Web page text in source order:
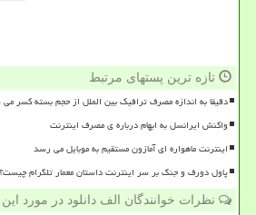
تازه ترین پستهای مرتبط
دقیقا به اندازه مصرف ترافیک بین الملل از حجم بسته کسر
واکنش ایرانسل به ابهام درباره ی مصرف اینترنت
اینترنت ماهواره ای آمازون مستقیم به موبایل می رسد
پاول دورف و جنگ بر سر اینترنت داستان معمار تلگرام چیست؟
نظرات خوانندگان الف دانلود در مورد